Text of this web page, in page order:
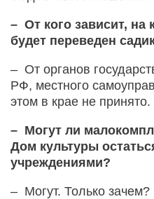
– От кого зависит, на
будет переведен
– От органов
РФ, местного
этом в крае не
– Могут ли
Дом культуры
учреждениями?
– Могут. Только